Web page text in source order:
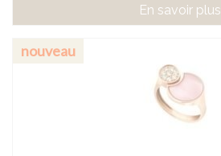
En savoir plus
nouveau